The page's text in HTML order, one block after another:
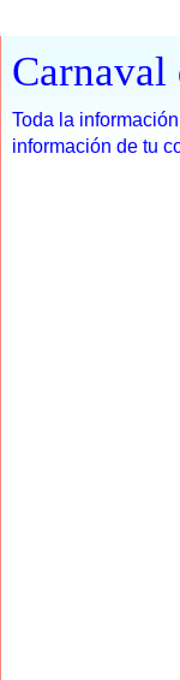
Carnaval
Toda la
información de tu